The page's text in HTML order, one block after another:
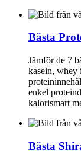
Bästa
Jämför de 7
kasein, whey
enkel
kalorismart
Bästa